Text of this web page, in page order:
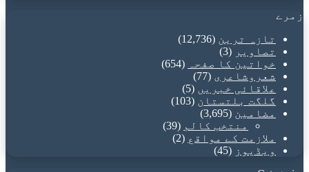
زمرے
تازہ ترین (12,736)
تصاویر (3)
خواتین کا صفحہ
(654)
شعروشاعری (77)
علاقائی خبریں (5)
گلگت بلتستان (103)
مضامین (3,695)
منتخب کالم (39)
ملازمت کے مواقع (2)
ویڈیوز (45)